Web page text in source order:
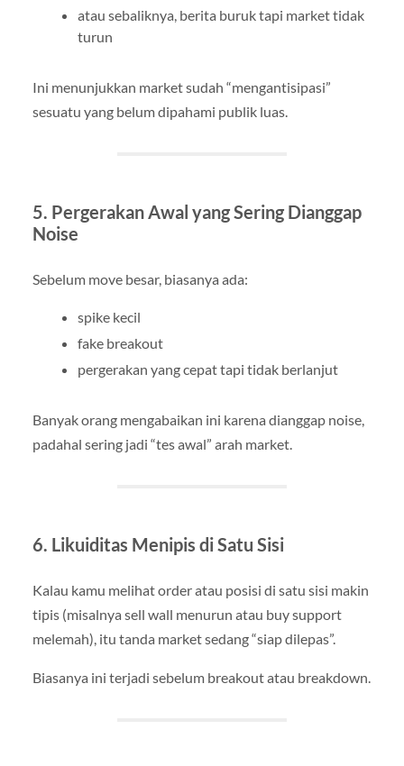
atau sebaliknya, berita buruk tapi market tidak
turun
Ini menunjukkan market sudah “mengantisipasi”
sesuatu yang belum dipahami publik luas.
5. Pergerakan Awal yang Sering Dianggap
Noise
Sebelum move besar, biasanya ada:
spike kecil
fake breakout
pergerakan yang cepat tapi tidak berlanjut
Banyak orang mengabaikan ini karena dianggap noise,
padahal sering jadi “tes awal” arah market.
6. Likuiditas Menipis di Satu Sisi
Kalau kamu melihat order atau posisi di satu sisi makin
tipis (misalnya sell wall menurun atau buy support
melemah), itu tanda market sedang “siap dilepas”.
Biasanya ini terjadi sebelum breakout atau breakdown.